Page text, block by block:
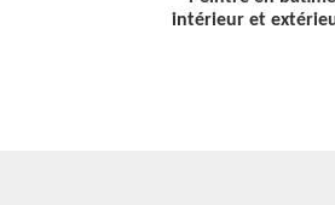
intérieur et